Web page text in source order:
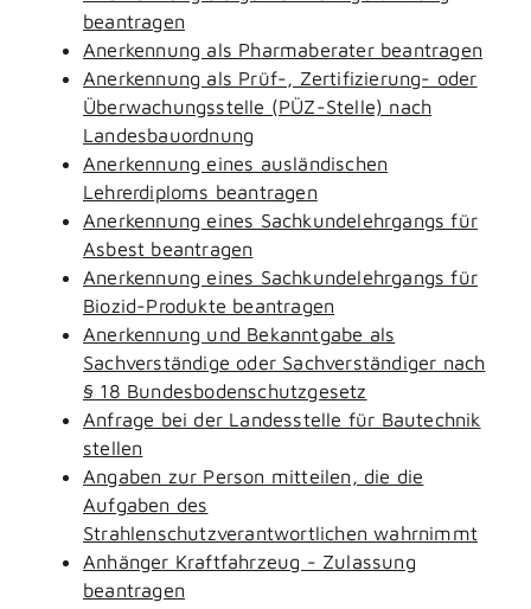
beantragen
Anerkennung als Pharmaberater beantragen
Anerkennung als Prüf-, Zertifizierung- oder
Überwachungsstelle (PÜZ-Stelle) nach
Landesbauordnung
Anerkennung eines ausländischen
Lehrerdiploms beantragen
Anerkennung eines Sachkundelehrgangs für
Asbest beantragen
Anerkennung eines Sachkundelehrgangs für
Biozid-Produkte beantragen
Anerkennung und Bekanntgabe als
Sachverständige oder Sachverständiger nach
§ 18 Bundesbodenschutzgesetz
Anfrage bei der Landesstelle für Bautechnik
stellen
Angaben zur Person mitteilen, die die
Aufgaben des
Strahlenschutzverantwortlichen wahrnimmt
Anhänger Kraftfahrzeug - Zulassung
beantragen